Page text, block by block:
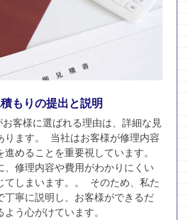
もりの提出と説明
客様に選ばれる理由は、詳細な見
ります。 当社はお客様が修理内容
めることを重要視しています。
、修理内容や費用がわかりにくい
てしまいます。。 そのため、私た
丁寧に説明し、お客様ができるだ
う心がけています。